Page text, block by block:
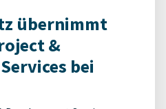
übernimmt
&
bei